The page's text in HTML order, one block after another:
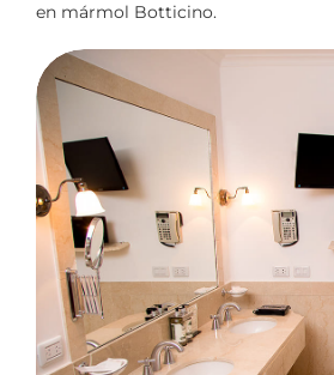
en mármol Botticino.